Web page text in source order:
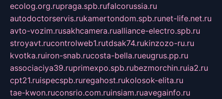
ecolog.org.rupraga.spb.rufalcorussia.ru
autodoctorservis.rukamertondom.spb.runet-life.net.ru
avto-vozim.rusakhcamera.rualliance-electro.spb.ru
stroyavt.rucontrolweb1.rutdsak74.rukinzozo-ru.ru
kvotka.ruiron-snab.rucosta-bella.rueugrus.pp.ru
associaciya39.ruprimexpo.spb.rubezmorchin.ruia2.ru
cpt21.ruispecspb.ruregahost.rukolosok-elita.ru
tae-kwon.ruconsrio.com.ruinsiam.ruavegainfo.ru